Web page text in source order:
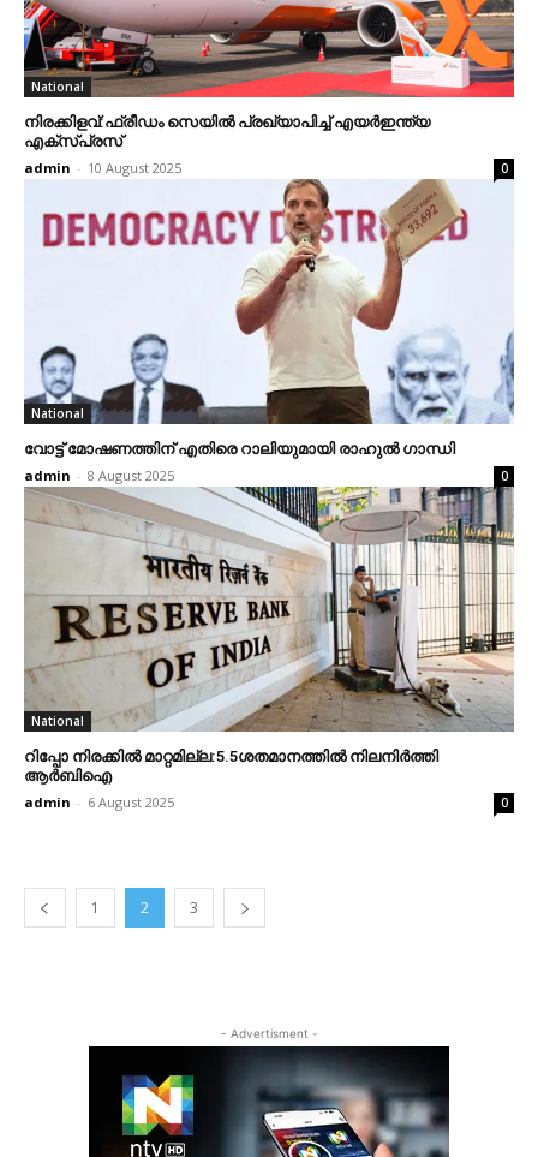
National
നിരക്കിളവ്:ഫ്രീഡം സെയില്‍ പ്രഖ്യാപിച്ച് എയര്‍ഇന്ത്യ
എക്‌സ്പ്രസ്‌
admin - 10 August 2025 0
National
വോട്ട് മോഷണത്തിന് എതിരെ റാലിയുമായി രാഹുല്‍ ഗാന്ധി
admin - 8 August 2025 0
National
റിപ്പോ നിരക്കില്‍ മാറ്റമില്ല:5.5ശതമാനത്തില്‍ നിലനിര്‍ത്തി
ആര്‍ബിഐ
admin - 6 August 2025 0
1 2 3
- Advertisment -